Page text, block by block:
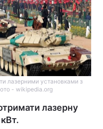
лазерними установками з
- wikipedia.org
лазерну